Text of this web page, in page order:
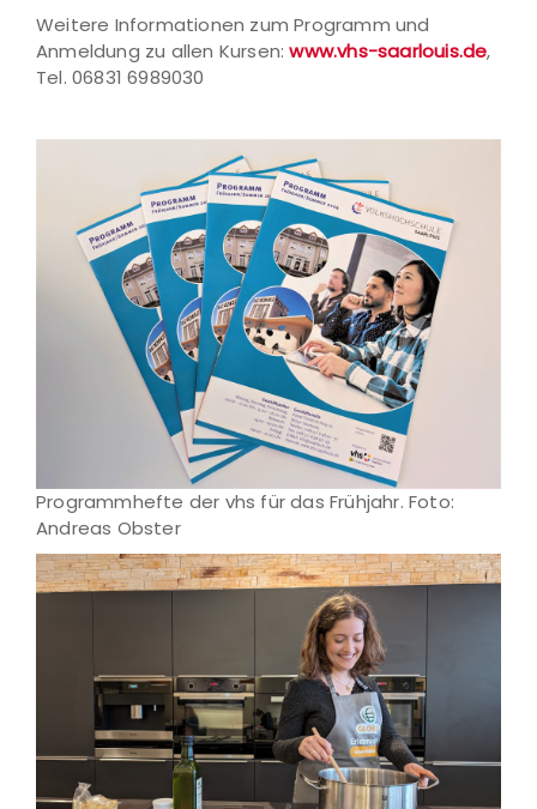
Weitere Informationen zum Programm und
Anmeldung zu allen Kursen:www.vhs-saarlouis.de,
Tel. 06831 6989030
Programmhefte der vhs für das Frühjahr. Foto:
Andreas Obster